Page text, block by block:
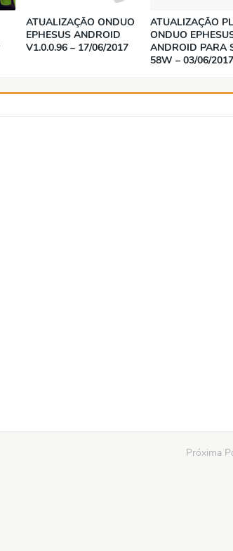
ATUALIZAÇÃO ONDUO
EPHESUS ANDROID
V1.0.0.96 – 17/06/2017
ATUALIZAÇÃO
ONDUO
ANDROID PARA
58W – 03/06/2017
Próxima